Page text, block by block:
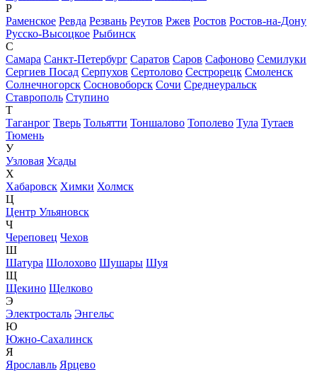
Р
Раменское Ревда Резвань Реутов Ржев Ростов Ростов-на-Дону
Русско-Высоцкое Рыбинск
С
Самара Санкт-Петербург Саратов Саров Сафоново Семилуки
Сергиев Посад Серпухов Сертолово Сестрорецк Смоленск
Солнечногорск Сосновоборск Сочи Среднеуральск
Ставрополь Ступино
Т
Таганрог Тверь Тольятти Тоншалово Тополево Тула Тутаев
Тюмень
У
Узловая Усады
Х
Хабаровск Химки Холмск
Ц
Центр Ульяновск
Ч
Череповец Чехов
Ш
Шатура Шолохово Шушары Шуя
Щ
Щекино Щелково
Э
Электросталь Энгельс
Ю
Южно-Сахалинск
Я
Ярославль Ярцево